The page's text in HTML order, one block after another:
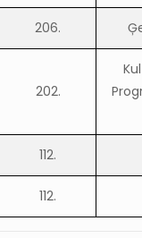
206.
202.
112.
112.